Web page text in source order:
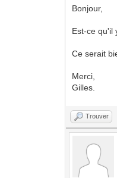
Bonjour,
Est-ce qu'il
Ce serait
Merci,
Gilles.
Trouver